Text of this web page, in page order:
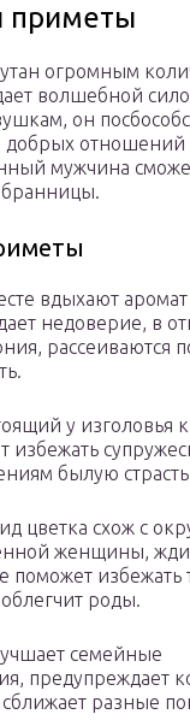
приметы
огромным
волшебной
он
добрых
мужчина
вдыхают
недоверие, в
рассеиваются
у изголовья
избежать
былую
цветка схож с
женщины,
поможет избежать
роды.
семейные
предупреждает
сближает разные